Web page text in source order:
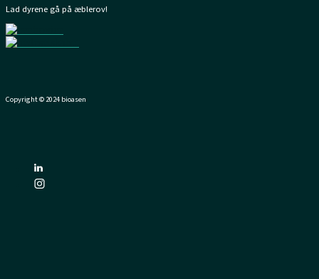
Lad dyrene gå på æblerov!
Copyright © 2024 bioasen